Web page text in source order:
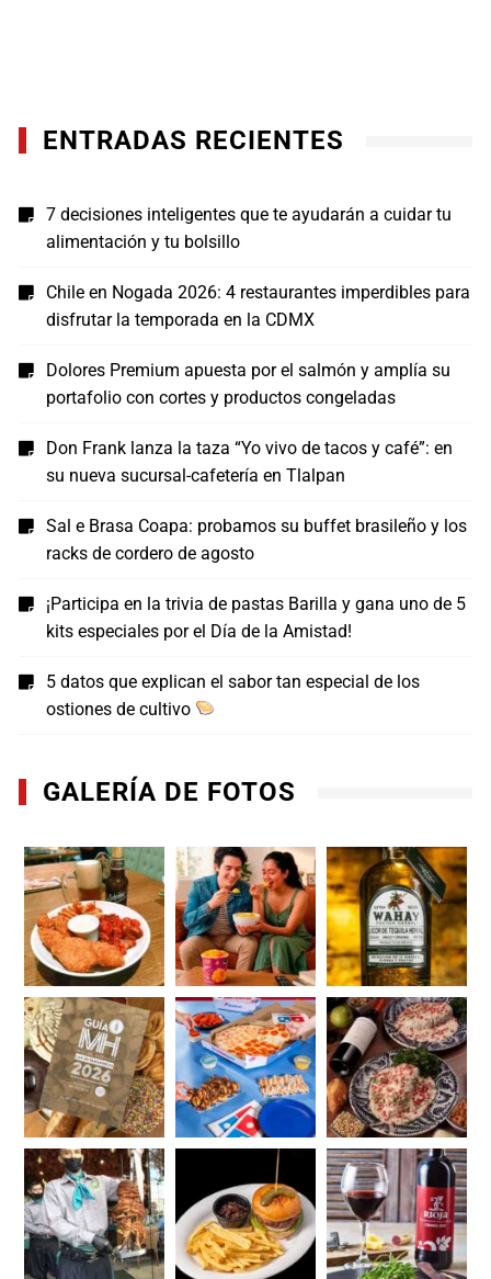
ENTRADAS RECIENTES
7 decisiones inteligentes que te ayudarán a cuidar tu
alimentación y tu bolsillo
Chile en Nogada 2026: 4 restaurantes imperdibles para
disfrutar la temporada en la CDMX
Dolores Premium apuesta por el salmón y amplía su
portafolio con cortes y productos congeladas
Don Frank lanza la taza “Yo vivo de tacos y café”: en
su nueva sucursal-cafetería en Tlalpan
Sal e Brasa Coapa: probamos su buffet brasileño y los
racks de cordero de agosto
¡Participa en la trivia de pastas Barilla y gana uno de 5
kits especiales por el Día de la Amistad!
5 datos que explican el sabor tan especial de los
ostiones de cultivo
GALERÍA DE FOTOS